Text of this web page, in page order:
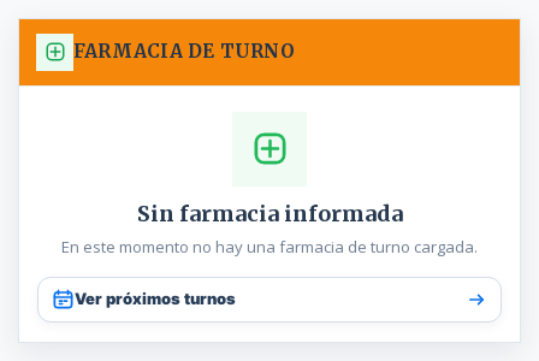
FARMACIA DE TURNO
Sin farmacia informada
En este momento no hay una farmacia de turno cargada.
Ver próximos turnos